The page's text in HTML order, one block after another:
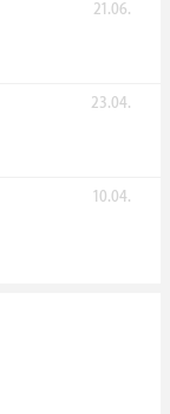
21.06.
23.04.
10.04.